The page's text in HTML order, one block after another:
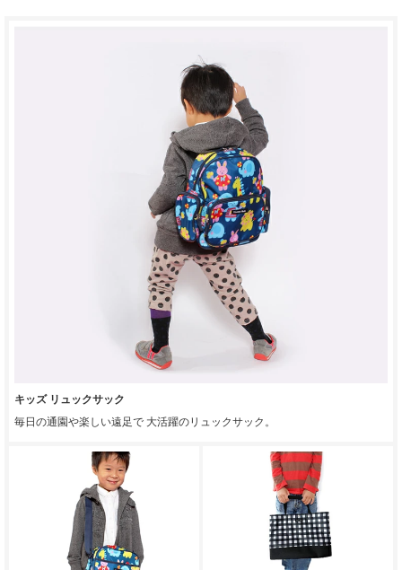
キッズ リュックサック
毎日の通園や楽しい遠足で 大活躍のリュックサック。